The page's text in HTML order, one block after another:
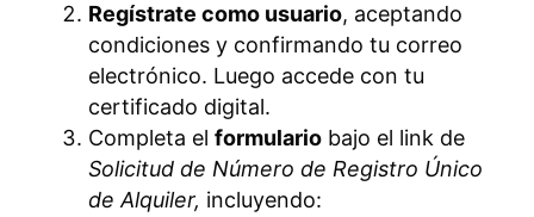
Regístrate como usuario, aceptando
condiciones y confirmando tu correo
electrónico. Luego accede con tu
certificado digital.
Completa el formulario bajo el link de
Solicitud de Número de Registro Único
de Alquiler, incluyendo: